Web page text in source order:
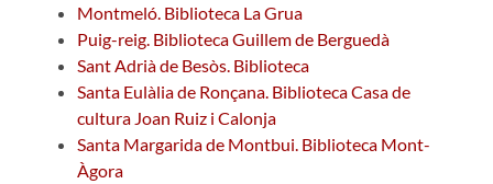
Montmeló. Biblioteca La Grua
Puig-reig. Biblioteca Guillem de Berguedà
Sant Adrià de Besòs. Biblioteca
Santa Eulàlia de Ronçana. Biblioteca Casa de
cultura Joan Ruiz i Calonja
Santa Margarida de Montbui. Biblioteca Mont-
Àgora